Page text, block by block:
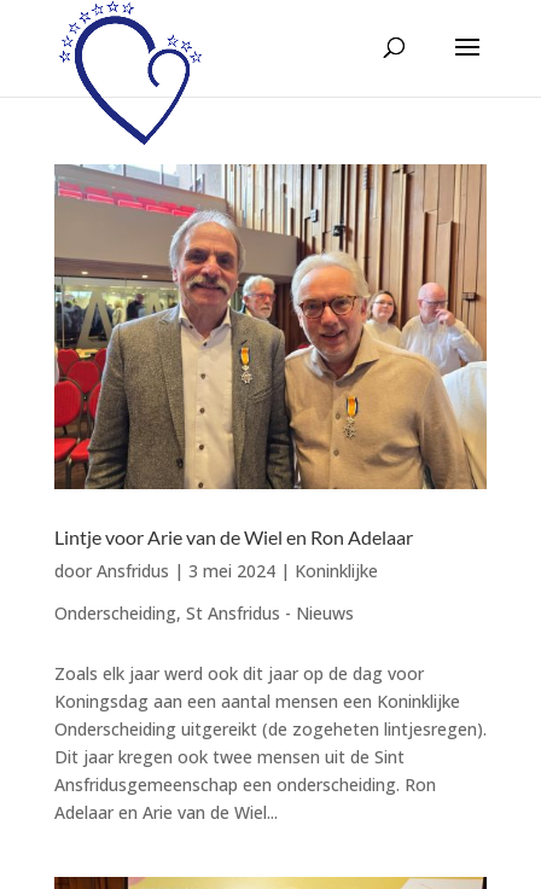
Lintje voor Arie van de Wiel en Ron Adelaar
door Ansfridus | 3 mei 2024| Koninklijke
Onderscheiding, St Ansfridus - Nieuws
Zoals elk jaar werd ook dit jaar op de dag voor
Koningsdag aan een aantal mensen een Koninklijke
Onderscheiding uitgereikt (de zogeheten lintjesregen).
Dit jaar kregen ook twee mensen uit de Sint
Ansfridusgemeenschap een onderscheiding. Ron
Adelaar en Arie van de Wiel...